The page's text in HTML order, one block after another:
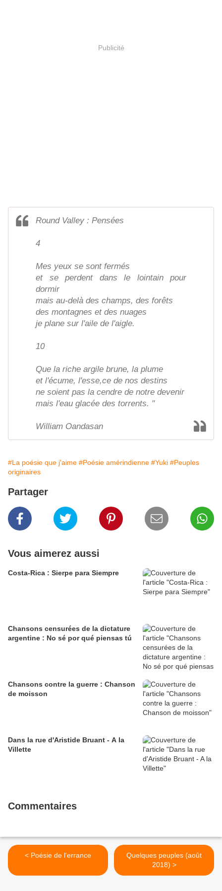
Publicité
Round Valley : Pensées
4
Mes yeux se sont fermés
et se perdent dans le lointain pour
dormir
mais au-delà des champs, des forêts
des montagnes et des nuages
je plane sur l'aile de l'aigle.
10
Que la riche argile brune, la plume
et l'écume, l'esse,ce de nos destins
ne soient pas la cendre de notre devenir
mais l'eau glacée des torrents. "
William Oandasan
#La poésie que j'aime #Poésie amérindienne #Yuki #Peuples
originaires
Partager
Vous aimerez aussi
Costa-Rica : Sierpe para Siempre
Chansons censurées de la dictature
argentine : No sé por qué piensas tú
Chansons contre la guerre : Chanson
de moisson
Dans la rue d'Aristide Bruant - A la
Villette
Commentaires
< Poésie de l'errance
Quelques peuples (août
2018) >